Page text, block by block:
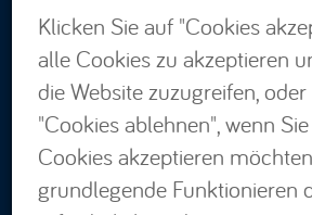
Wählen Sie aus
Wann
Anreise — Abreise
2 Erwachsene · 1 Zimmer
Promo
Klicken Sie auf "Cookies
alle Cookies zu akzeptieren
die Website zuzugreifen,
"Cookies ablehnen", wenn
Cookies akzeptieren
grundlegende Funktionieren